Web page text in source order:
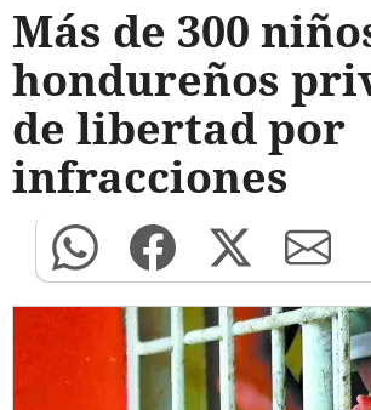
Más de 300
hondureños
de libertad por
infracciones